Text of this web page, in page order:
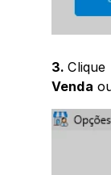
3. Clique
Venda